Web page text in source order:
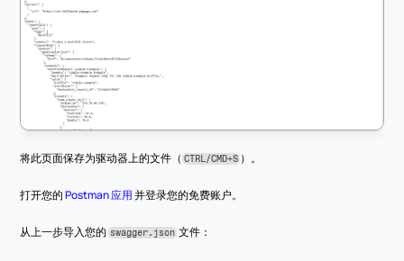
将此页面保存为驱动器上的文件（CTRL/CMD+S ）。
打开您的 Postman 应用 并登录您的免费账户。
从上一步导入您的 swagger.json 文件：